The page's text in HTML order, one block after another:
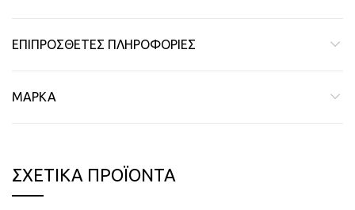
ΕΠΙΠΡΌΣΘΕΤΕΣ ΠΛΗΡΟΦΟΡΊΕΣ
ΜΆΡΚΑ
ΣΧΕΤΙΚΆ ΠΡΟΪΌΝΤΑ